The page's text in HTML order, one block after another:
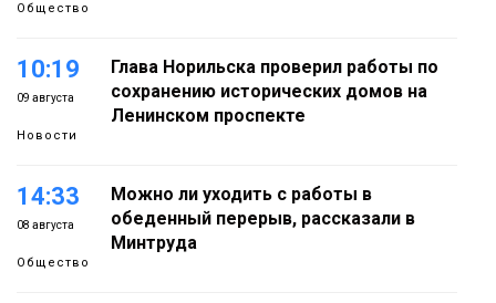
Общество
10:19
09 августа
Новости
Глава Норильска проверил работы по
сохранению исторических домов на
Ленинском проспекте
14:33
08 августа
Общество
Можно ли уходить с работы в
обеденный перерыв, рассказали в
Минтруда